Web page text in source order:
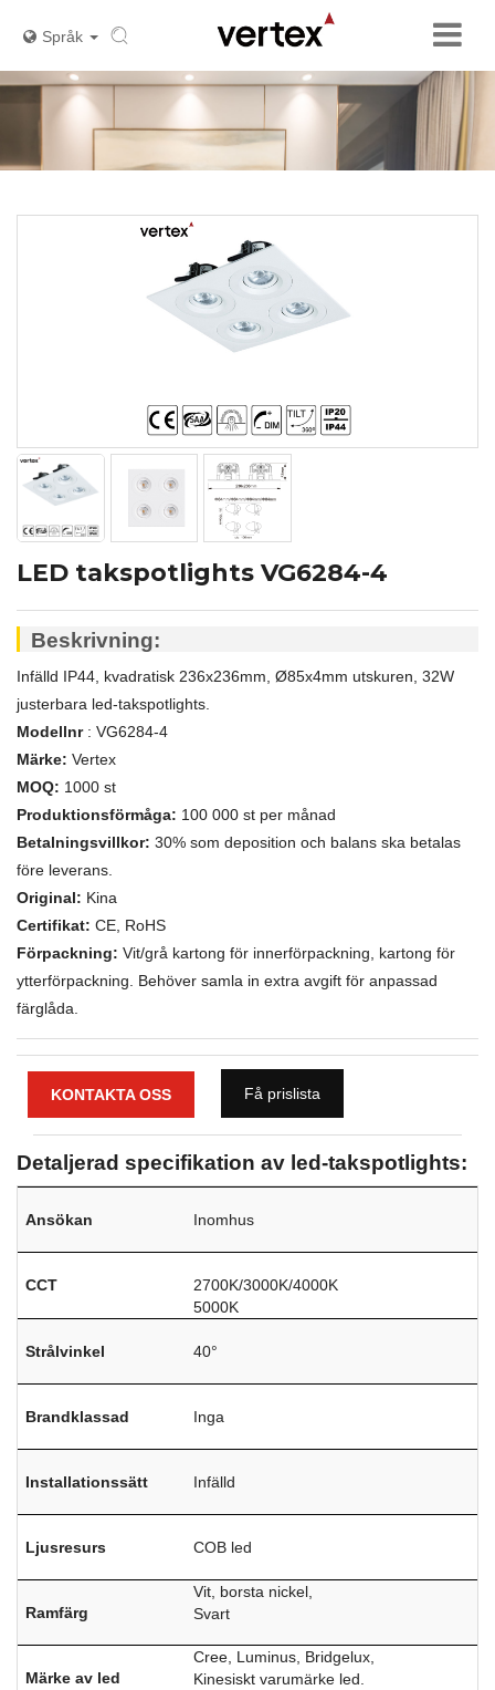
Språk
LED takspotlights VG6284-4
Beskrivning:
Infälld IP44, kvadratisk 236x236mm, Ø85x4mm utskuren, 32W
justerbara led-takspotlights.
Modellnr : VG6284-4
Märke: Vertex
MOQ: 1000 st
Produktionsförmåga: 100 000 st per månad
Betalningsvillkor: 30% som deposition och balans ska betalas
före leverans.
Original: Kina
Certifikat: CE, RoHS
Förpackning: Vit/grå kartong för innerförpackning, kartong för
ytterförpackning. Behöver samla in extra avgift för anpassad
färglåda.
KONTAKTA OSS Få prislista
Detaljerad specifikation av led-takspotlights:
Ansökan Inomhus
CCT
2700K/3000K/4000K
5000K
Strålvinkel 40°
Brandklassad Inga
Installationssätt Infälld
Ljusresurs COB led
Ramfärg
Vit, borsta nickel,
Svart
Märke av led
Cree, Luminus, Bridgelux,
Kinesiskt varumärke led.